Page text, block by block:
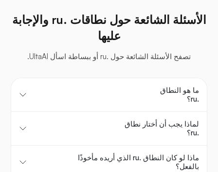
الأسئلة الشائعة حول نطاقات .ru والإجابة
عليها
تصفح الأسئلة الشائعة حول .ru أو ببساطة اسأل UltaAI.
ما هو النطاق
.ru؟
لماذا يجب أن أختار نطاق
.ru؟
ماذا لو كان النطاق .ru الذي أريده مأخوذًا
بالفعل؟